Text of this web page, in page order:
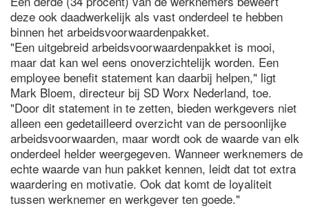
deze ook daadwerkelijk als vast onderdeel te hebben
binnen het arbeidsvoorwaardenpakket.
"Een uitgebreid arbeidsvoorwaardenpakket is mooi,
maar dat kan wel eens onoverzichtelijk worden. Een
employee benefit statement kan daarbij helpen," ligt
Mark Bloem, directeur bij SD Worx Nederland, toe.
"Door dit statement in te zetten, bieden werkgevers niet
alleen een gedetailleerd overzicht van de persoonlijke
arbeidsvoorwaarden, maar wordt ook de waarde van elk
onderdeel helder weergegeven. Wanneer werknemers de
echte waarde van hun pakket kennen, leidt dat tot extra
waardering en motivatie. Ook dat komt de loyaliteit
tussen werknemer en werkgever ten goede."